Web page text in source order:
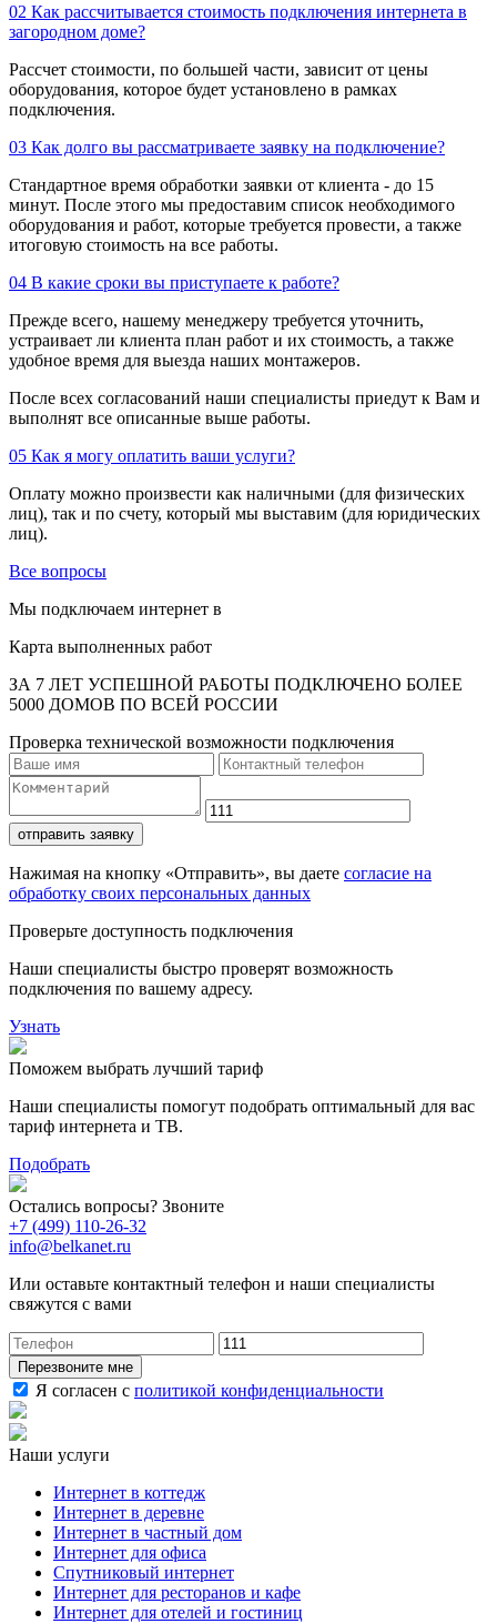
02 Как рассчитывается стоимость подключения интернета в
загородном доме?
Рассчет стоимости, по большей части, зависит от цены
оборудования, которое будет установлено в рамках
подключения.
03 Как долго вы рассматриваете заявку на подключение?
Стандартное время обработки заявки от клиента - до 15
минут. После этого мы предоставим список необходимого
оборудования и работ, которые требуется провести, а также
итоговую стоимость на все работы.
04 В какие сроки вы приступаете к работе?
Прежде всего, нашему менеджеру требуется уточнить,
устраивает ли клиента план работ и их стоимость, а также
удобное время для выезда наших монтажеров.
После всех согласований наши специалисты приедут к Вам и
выполнят все описанные выше работы.
05 Как я могу оплатить ваши услуги?
Оплату можно произвести как наличными (для физических
лиц), так и по счету, который мы выставим (для юридических
лиц).
Все вопросы
Мы подключаем интернет в
Карта выполненных работ
ЗА 7 ЛЕТ УСПЕШНОЙ РАБОТЫ ПОДКЛЮЧЕНО БОЛЕЕ
5000 ДОМОВ ПО ВСЕЙ РОССИИ
Проверка технической возможности подключения
отправить заявку
Нажимая на кнопку «Отправить», вы даете согласие на
обработку своих персональных данных
Проверьте доступность подключения
Наши специалисты быстро проверят возможность
подключения по вашему адресу.
Узнать
Поможем выбрать лучший тариф
Наши специалисты помогут подобрать оптимальный для вас
тариф интернета и ТВ.
Подобрать
Остались вопросы? Звоните
+7 (499) 110-26-32
info@belkanet.ru
Или оставьте контактный телефон и наши специалисты
свяжутся с вами
Перезвоните мне
Я согласен с политикой конфиденциальности
Наши услуги
Интернет в коттедж
Интернет в деревне
Интернет в частный дом
Интернет для офиса
Спутниковый интернет
Интернет для ресторанов и кафе
Интернет для отелей и гостиниц